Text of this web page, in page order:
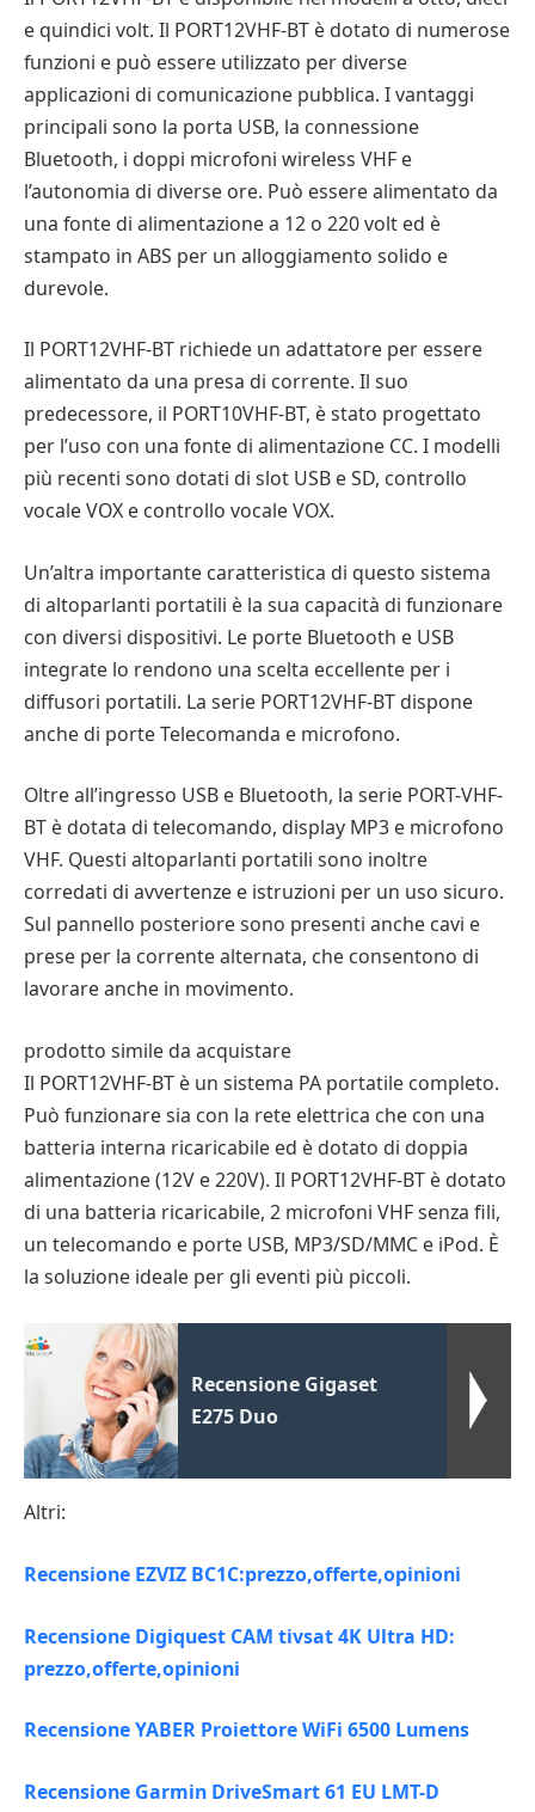
e quindici volt. Il PORT12VHF-BT è dotato di numerose
funzioni e può essere utilizzato per diverse
applicazioni di comunicazione pubblica. I vantaggi
principali sono la porta USB, la connessione
Bluetooth, i doppi microfoni wireless VHF e
l’autonomia di diverse ore. Può essere alimentato da
una fonte di alimentazione a 12 o 220 volt ed è
stampato in ABS per un alloggiamento solido e
durevole.
Il PORT12VHF-BT richiede un adattatore per essere
alimentato da una presa di corrente. Il suo
predecessore, il PORT10VHF-BT, è stato progettato
per l’uso con una fonte di alimentazione CC. I modelli
più recenti sono dotati di slot USB e SD, controllo
vocale VOX e controllo vocale VOX.
Un’altra importante caratteristica di questo sistema
di altoparlanti portatili è la sua capacità di funzionare
con diversi dispositivi. Le porte Bluetooth e USB
integrate lo rendono una scelta eccellente per i
diffusori portatili. La serie PORT12VHF-BT dispone
anche di porte Telecomanda e microfono.
Oltre all’ingresso USB e Bluetooth, la serie PORT-VHF-
BT è dotata di telecomando, display MP3 e microfono
VHF. Questi altoparlanti portatili sono inoltre
corredati di avvertenze e istruzioni per un uso sicuro.
Sul pannello posteriore sono presenti anche cavi e
prese per la corrente alternata, che consentono di
lavorare anche in movimento.
prodotto simile da acquistare
Il PORT12VHF-BT è un sistema PA portatile completo.
Può funzionare sia con la rete elettrica che con una
batteria interna ricaricabile ed è dotato di doppia
alimentazione (12V e 220V). Il PORT12VHF-BT è dotato
di una batteria ricaricabile, 2 microfoni VHF senza fili,
un telecomando e porte USB, MP3/SD/MMC e iPod. È
la soluzione ideale per gli eventi più piccoli.
Recensione Gigaset
E275 Duo
Altri:
Recensione EZVIZ BC1C:prezzo,offerte,opinioni
Recensione Digiquest CAM tivsat 4K Ultra HD:
prezzo,offerte,opinioni
Recensione YABER Proiettore WiFi 6500 Lumens
Recensione Garmin DriveSmart 61 EU LMT-D